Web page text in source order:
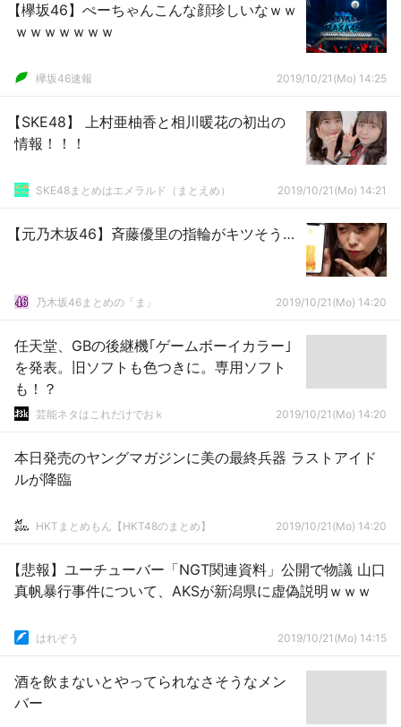
【欅坂46】ぺーちゃんこんな顔珍しいなｗｗ
ｗｗｗｗｗｗｗ
欅坂46速報 2019/10/21(Mo) 14:25
【SKE48】 上村亜柚香と相川暖花の初出の
情報！！！
SKE48まとめはエメラルド（まとえめ） 2019/10/21(Mo) 14:21
【元乃木坂46】斉藤優里の指輪がキツそう…
乃木坂46まとめの「ま」 2019/10/21(Mo) 14:20
任天堂、GBの後継機｢ゲームボーイカラー｣
を発表。旧ソフトも色つきに。専用ソフト
も！？
芸能ネタはこれだけでおｋ 2019/10/21(Mo) 14:20
本日発売のヤングマガジンに美の最終兵器 ラストアイド
ルが降臨
HKTまとめもん【HKT48のまとめ】 2019/10/21(Mo) 14:20
【悲報】ユーチューバー「NGT関連資料」公開で物議 山口
真帆暴行事件について、AKSが新潟県に虚偽説明ｗｗｗ
はれぞう 2019/10/21(Mo) 14:15
酒を飲まないとやってられなさそうなメン
バー